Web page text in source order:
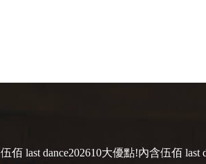
伍佰 last dance202610大優點!內含伍佰 last